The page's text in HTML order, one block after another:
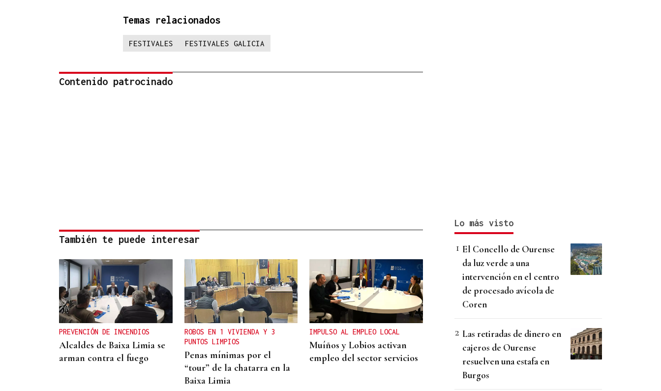
Temas relacionados
FESTIVALES FESTIVALES GALICIA
Contenido patrocinado
También te puede interesar
PREVENCIÓN DE INCENDIOS
Alcaldes de Baixa Limia se
arman contra el fuego
ROBOS EN 1 VIVIENDA Y 3
PUNTOS LIMPIOS
Penas mínimas por el
“tour” de la chatarra en la
Baixa Limia
IMPULSO AL EMPLEO LOCAL
Muíños y Lobios activan
empleo del sector servicios
Lo más visto
El Concello de Ourense
da luz verde a una
intervención en el centro
de procesado avícola de
Coren
Las retiradas de dinero en
cajeros de Ourense
resuelven una estafa en
Burgos